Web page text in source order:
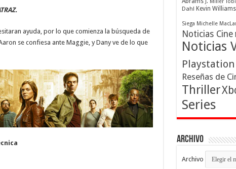
ayuda, por lo que comienza la búsqueda de
se confiesa ante Maggie, y Dany ve de lo que
Dahl Kevin
Siega Michelle
Noticias Cine
Noticias
Playstation
Reseñas de
Thriller
Series
Archivo
Archivo